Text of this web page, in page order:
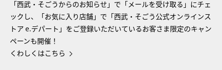
「西武・そごうからのお知らせ」で「メールを受け取る」にチェ
ックし、「お気に入り店舗」で「西武・そごう公式オンラインス
トア e.デパート」をご登録いただいているお客さま限定のキャン
ペーンも開催！
くわしくはこちら